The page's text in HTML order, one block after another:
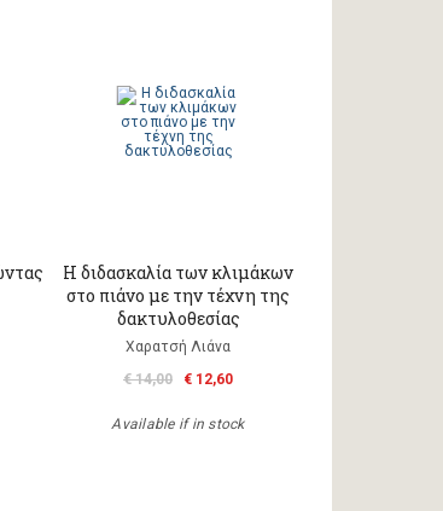
Η διδασκαλία των κλιμάκων
στο πιάνο με την τέχνη της
δακτυλοθεσίας
Χαρατσή Λιάνα
€ 14,00
€ 12,60
Available if in stock